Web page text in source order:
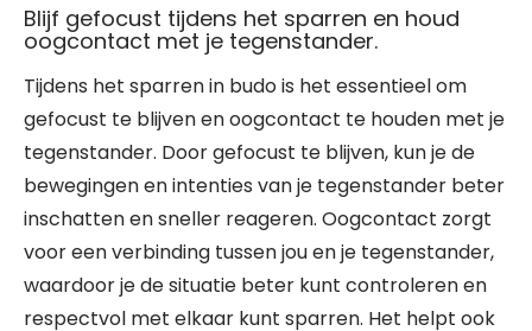
Blijf gefocust tijdens het sparren en houd
oogcontact met je tegenstander.
Tijdens het sparren in budo is het essentieel om
gefocust te blijven en oogcontact te houden met je
tegenstander. Door gefocust te blijven, kun je de
bewegingen en intenties van je tegenstander beter
inschatten en sneller reageren. Oogcontact zorgt
voor een verbinding tussen jou en je tegenstander,
waardoor je de situatie beter kunt controleren en
respectvol met elkaar kunt sparren. Het helpt ook